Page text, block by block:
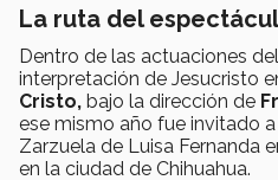
La ruta del
Dentro de las actuaciones
interpretación de Jesucristo
Cristo, bajo la dirección de
ese mismo año fue invitado
Zarzuela de Luisa Fernanda
en la ciudad de Chihuahua.